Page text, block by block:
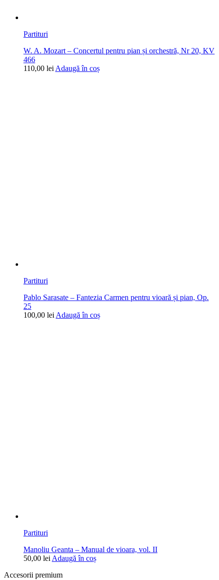
Partituri
W. A. Mozart – Concertul pentru pian și orchestră, Nr 20, KV
466
110,00 lei Adaugă în coș
Partituri
Pablo Sarasate – Fantezia Carmen pentru vioară și pian, Op.
25
100,00 lei Adaugă în coș
Partituri
Manoliu Geanta – Manual de vioara, vol. II
50,00 lei Adaugă în coș
Accesorii premium